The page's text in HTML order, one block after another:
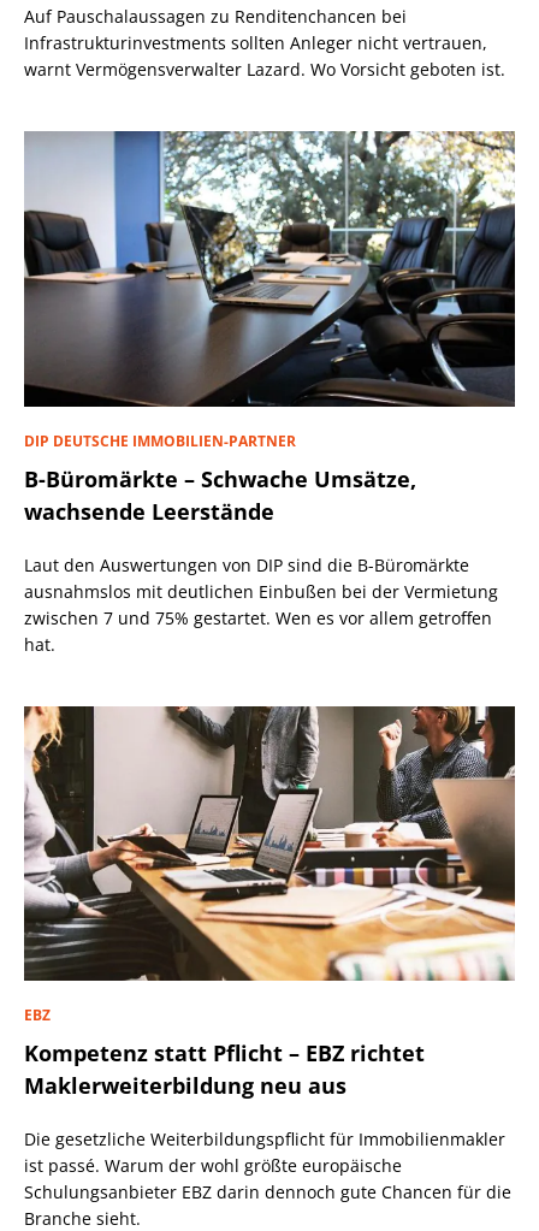
Auf Pauschalaussagen zu Renditenchancen bei
Infrastrukturinvestments sollten Anleger nicht vertrauen,
warnt Vermögensverwalter Lazard. Wo Vorsicht geboten ist.
DIP DEUTSCHE IMMOBILIEN-PARTNER
B-Büromärkte – Schwache Umsätze,
wachsende Leerstände
Laut den Auswertungen von DIP sind die B-Büromärkte
ausnahmslos mit deutlichen Einbußen bei der Vermietung
zwischen 7 und 75% gestartet. Wen es vor allem getroffen
hat.
EBZ
Kompetenz statt Pflicht – EBZ richtet
Maklerweiterbildung neu aus
Die gesetzliche Weiterbildungspflicht für Immobilienmakler
ist passé. Warum der wohl größte europäische
Schulungsanbieter EBZ darin dennoch gute Chancen für die
Branche sieht.